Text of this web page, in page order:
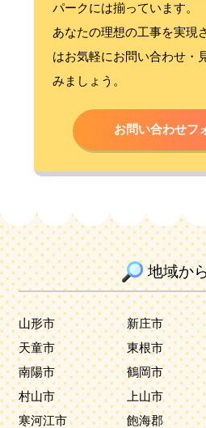
パークには揃っています。
あなたの理想の工事を実現
はお気軽にお問い合わせ・
みましょう。
お問い合わせフ
地域か
山形市 新庄市
天童市
東根市
南陽市
鶴岡市
村山市
上山市
寒河江市
飽海郡